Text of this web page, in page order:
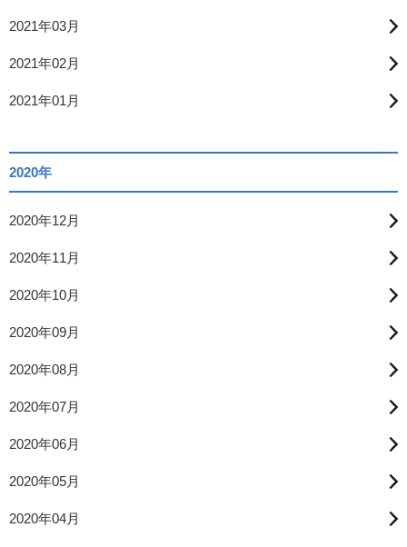
2021年03月
2021年02月
2021年01月
2020年
2020年12月
2020年11月
2020年10月
2020年09月
2020年08月
2020年07月
2020年06月
2020年05月
2020年04月